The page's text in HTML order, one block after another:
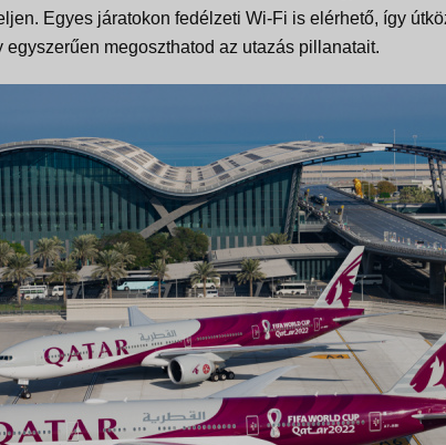
Egyes járatokon fedélzeti Wi-Fi is elérhető, így
egyszerűen megoszthatod az utazás pillanatait.